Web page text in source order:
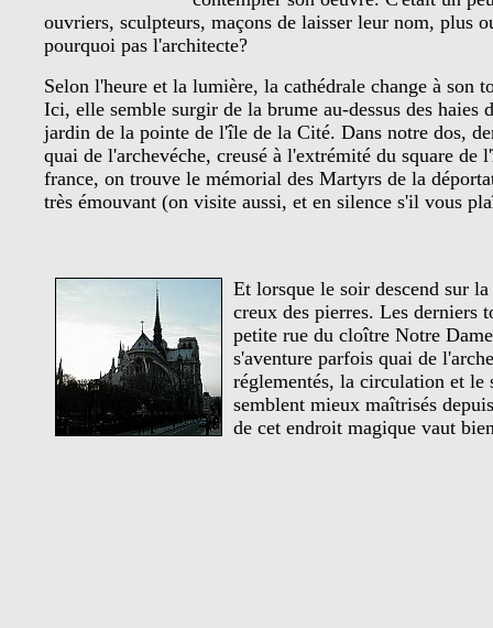
ouvriers, sculpteurs, maçons de laisser leur nom, plus
pourquoi pas l'architecte?
Selon l'heure et la lumière, la cathédrale change à son
Ici, elle semble surgir de la brume au-dessus des haies
jardin de la pointe de l'île de la Cité. Dans notre dos,
quai de l'archevéche, creusé à l'extrémité du square de
france, on trouve le mémorial des Martyrs de la
très émouvant (on visite aussi, et en silence s'il vous
Et lorsque le soir descend sur
creux des pierres. Les derniers
petite rue du cloître Notre
s'aventure parfois quai de
réglementés, la circulation et le
semblent mieux maîtrisés
de cet endroit magique vaut